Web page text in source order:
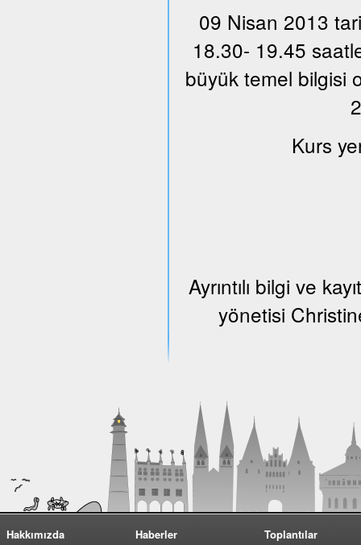
09 Nisan 2013
18.30- 19.45
büyük temel bilgisi
Kurs
Ayrıntılı bilgi ve
yönetisi
Hakkımızda
Haberler
Toplantılar